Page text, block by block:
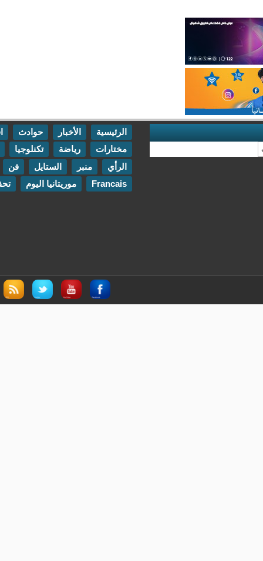
حوادث
اقتصاد
تكنلوجيا
مقابلات
الستايل فن
اتصل بنا
موريتانيا اليوم تحقيقات